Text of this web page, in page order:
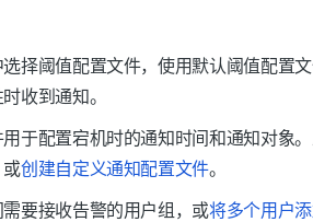
择阈值配置文件，使用默认阈值配置
收到通知。
于配置宕机时的通知时间和通知对象
或创建自定义通知配置文件。
要接收告警的用户组，或将多个用户